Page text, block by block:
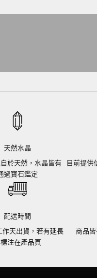
天然水晶
於天然，水晶皆有
過寶石鑑定
目前提供
配送時間
作天出貨，若有延長
注在產品頁
商品